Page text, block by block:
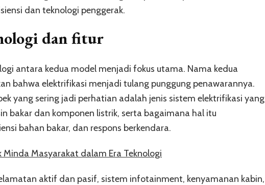
dan teknologi penggerak.
dan fitur
antara kedua model menjadi fokus utama. Nama kedua
bahwa elektrifikasi menjadi tulang punggung penawarannya.
yang sering jadi perhatian adalah jenis sistem elektrifikasi yang
bakar dan komponen listrik, serta bagaimana hal itu
bahan bakar, dan respons berkendara.
Minda Masyarakat dalam Era Teknologi
aktif dan pasif, sistem infotainment, kenyamanan kabin,